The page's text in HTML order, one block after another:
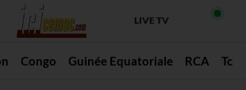
LIVE TV
Congo Guinée Equatoriale RCA